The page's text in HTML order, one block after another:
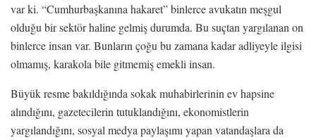
var ki. “Cumhurbaşkanına hakaret” binlerce avukatın meşgul
olduğu bir sektör haline gelmiş durumda. Bu suçtan yargılanan on
binlerce insan var. Bunların çoğu bu zamana kadar adliyeyle ilgisi
olmamış, karakola bile gitmemiş emekli insan.
Büyük resme bakıldığında sokak muhabirlerinin ev hapsine
alındığını, gazetecilerin tutuklandığını, ekonomistlerin
yargılandığını, sosyal medya paylaşımı yapan vatandaşlara da